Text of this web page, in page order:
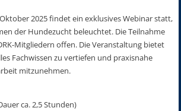
2025 findet ein exklusives Webinar statt,
der Hundezucht beleuchtet. Die Teilnahme
Mitgliedern offen. Die Veranstaltung bietet
Fachwissen zu vertiefen und praxisnahe
mitzunehmen.
ca. 2,5 Stunden)